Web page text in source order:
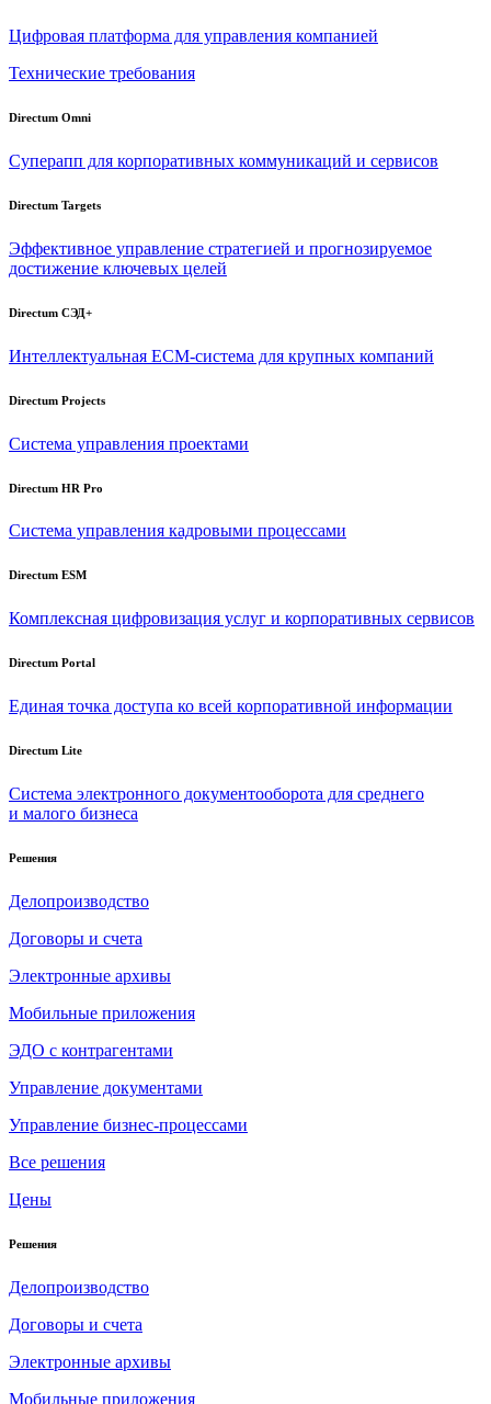
Цифровая платформа для управления компанией
Технические требования
Directum Omni
Суперапп для корпоративных коммуникаций и сервисов
Directum Targets
Эффективное управление стратегией и прогнозируемое
достижение ключевых целей
Directum СЭД+
Интеллектуальная ECM-система для крупных компаний
Directum Projects
Система управления проектами
Directum HR Pro
Система управления кадровыми процессами
Directum ESM
Комплексная цифровизация услуг и корпоративных сервисов
Directum Portal
Единая точка доступа ко всей корпоративной информации
Directum Lite
Система электронного документооборота для среднего
и малого бизнеса
Решения
Делопроизводство
Договоры и счета
Электронные архивы
Мобильные приложения
ЭДО с контрагентами
Управление документами
Управление бизнес-процессами
Все решения
Цены
Решения
Делопроизводство
Договоры и счета
Электронные архивы
Мобильные приложения